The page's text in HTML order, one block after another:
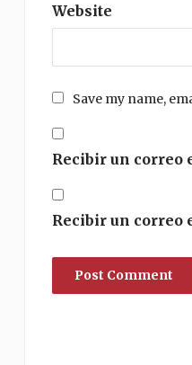
Website
Save my name,
Recibir un correo
Recibir un correo